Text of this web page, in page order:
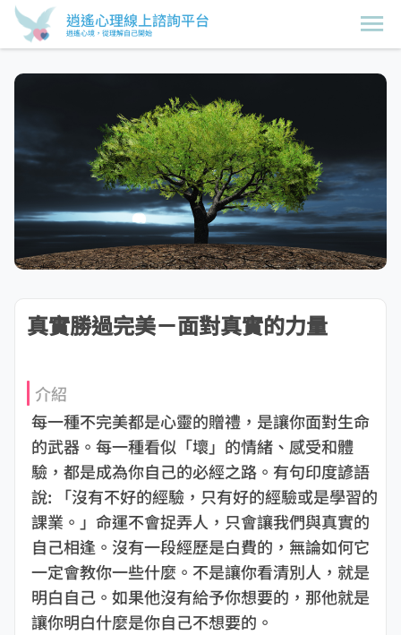
逍遙心理線上諮詢平台
逍遙心境，從理解自己開始
真實勝過完美－面對真實的力量
介紹
每一種不完美都是心靈的贈禮，是讓你面對生命
的武器。每一種看似「壞」的情緒、感受和體
驗，都是成為你自己的必經之路。有句印度諺語
說: 「沒有不好的經驗，只有好的經驗或是學習的
課業。」命運不會捉弄人，只會讓我們與真實的
自己相逢。沒有一段經歷是白費的，無論如何它
一定會教你一些什麼。不是讓你看清別人，就是
明白自己。如果他沒有給予你想要的，那他就是
讓你明白什麼是你自己不想要的。